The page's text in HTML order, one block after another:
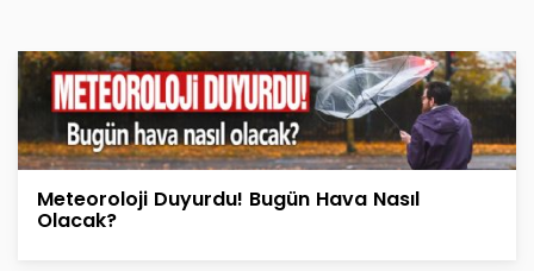
Meteoroloji Duyurdu! Bugün Hava Nasıl
Olacak?